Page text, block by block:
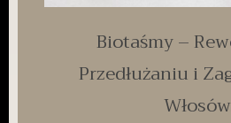
Biotaśmy –
Przedłużaniu i